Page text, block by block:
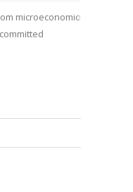
microeconomic